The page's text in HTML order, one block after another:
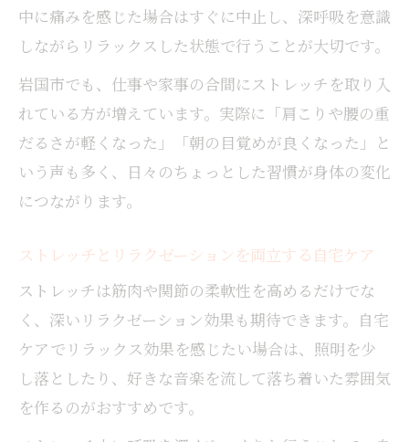
中に痛みを感じた場合はすぐに中止し、深呼吸を意識
しながらリラックスした状態で行うことが大切です。
岩国市でも、仕事や家事の合間にストレッチを取り入
れている方が増えています。実際に「肩こりや腰の重
だるさが軽くなった」「朝の目覚めが良くなった」と
いう声も多く、日々のちょっとした習慣が身体の変化
につながります。
ストレッチとリラクゼーションを両立する自宅ケア
ストレッチは筋肉や関節の柔軟性を高めるだけでな
く、深いリラクゼーション効果も期待できます。自宅
ケアでリラックス効果を感じたい場合は、照明を少
し落としたり、好きな音楽を流して落ち着いた雰囲気
を作るのがおすすめです。